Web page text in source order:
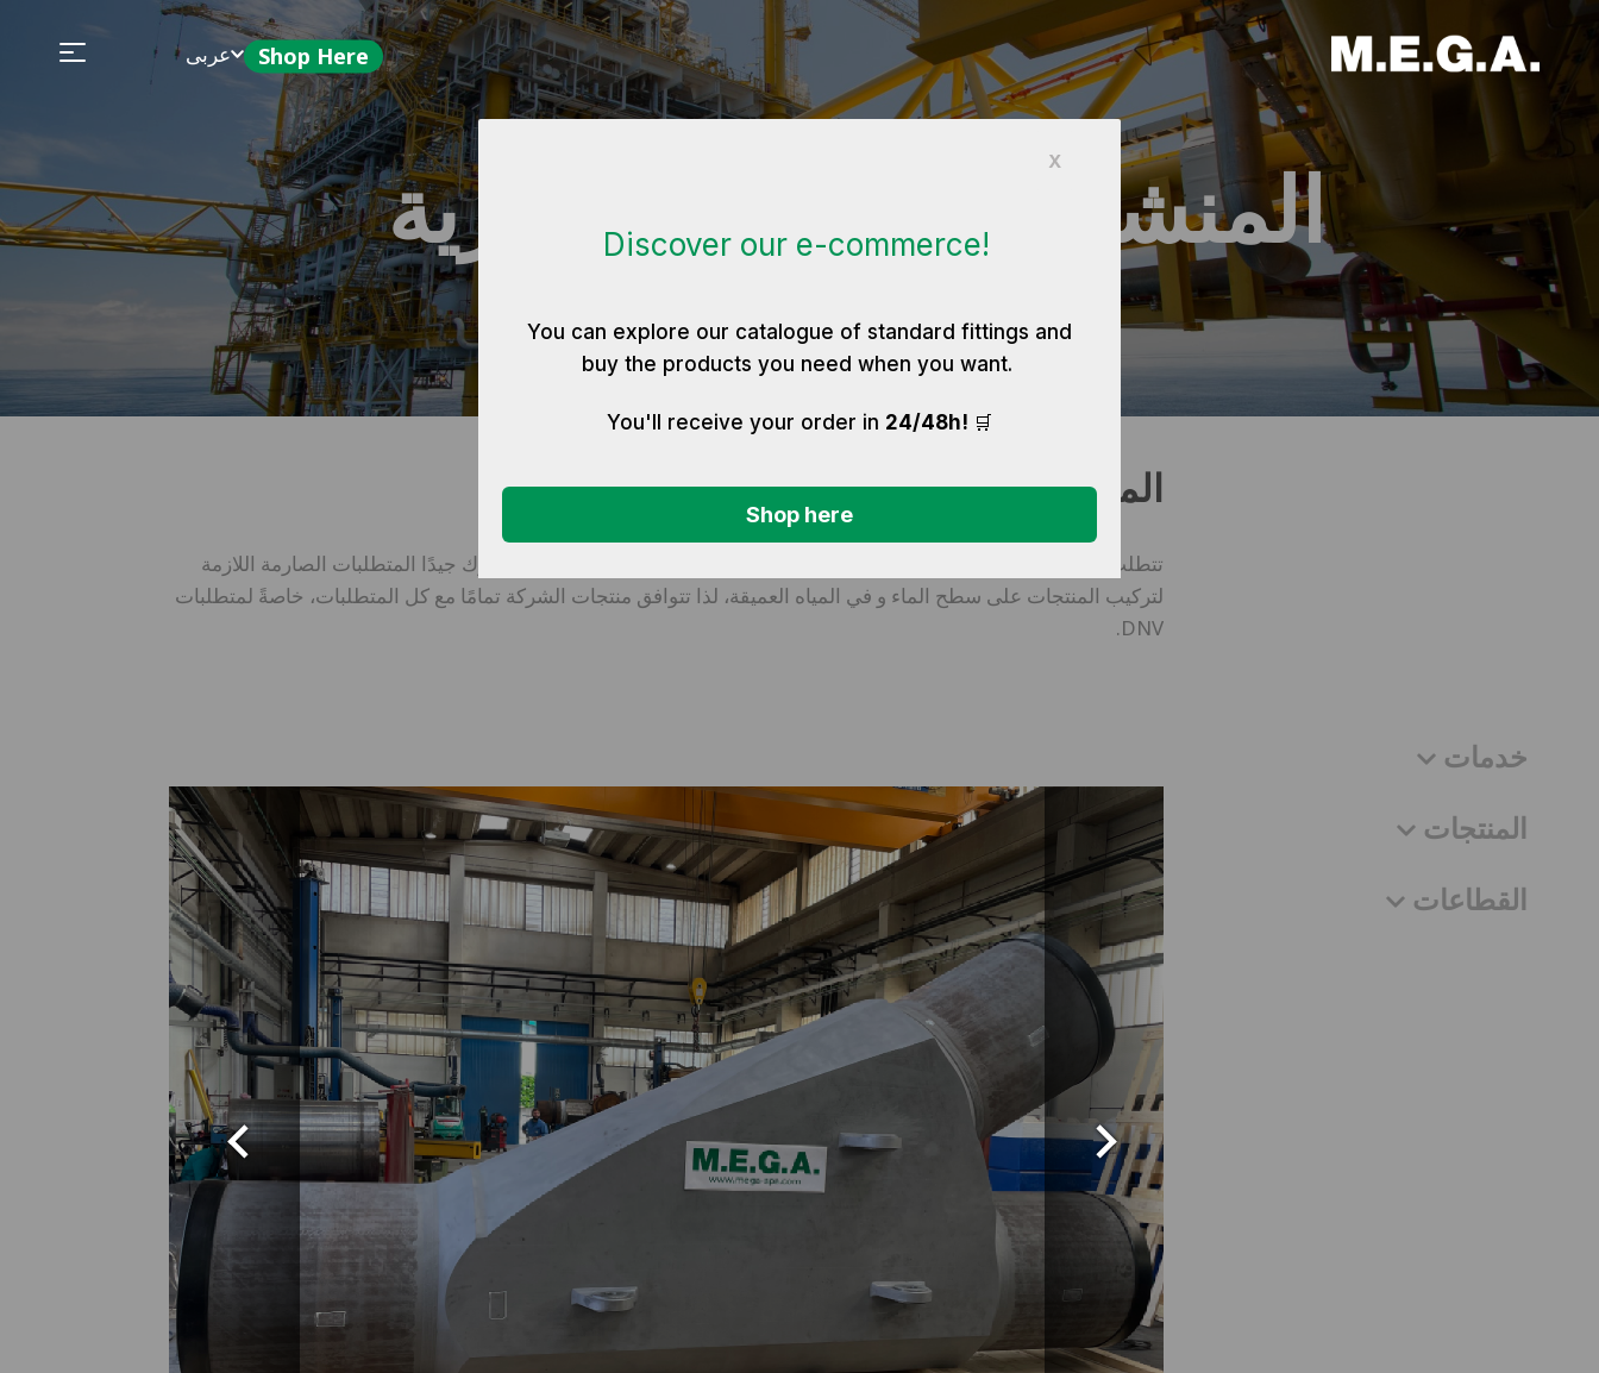
Shop Here عربى
المنشآت الغمرية والبحرية
المنشآت الغمرية والبحرية
تتطلب بيئة المياه العميقة إمكانيات للعمل آمنة وموثوقة. نحن في M.E.G.A. ش.م. ندرك جيدًا المتطلبات الصارمة اللازمة
لتركيب المنتجات على سطح الماء و في المياه العميقة، لذا تتوافق منتجات الشركة تمامًا مع كل المتطلبات، خاصةً لمتطلبات
DNV.
خدمات
المنتجات
القطاعات
X
Discover our e-commerce!
You can explore our catalogue of standard fittings and
buy the products you need when you want.
You'll receive your order in 24/48h! 🛒
Shop here